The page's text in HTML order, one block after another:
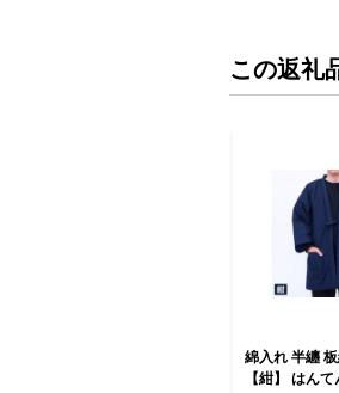
この返礼
綿入れ 半纏
【紺】 はんてん 織物 手縫